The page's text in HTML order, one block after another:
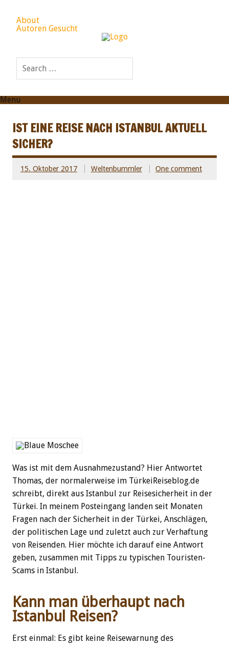
About
Autoren Gesucht
Menu
IST EINE REISE NACH ISTANBUL AKTUELL
SICHER?
15. Oktober 2017 Weltenbummler One comment
Was ist mit dem Ausnahmezustand? Hier Antwortet
Thomas, der normalerweise im TürkeiReiseblog.de
schreibt, direkt aus Istanbul zur Reisesicherheit in der
Türkei. In meinem Posteingang landen seit Monaten
Fragen nach der Sicherheit in der Türkei, Anschlägen,
der politischen Lage und zuletzt auch zur Verhaftung
von Reisenden. Hier möchte ich darauf eine Antwort
geben, zusammen mit Tipps zu typischen Touristen-
Scams in Istanbul.
Kann man überhaupt nach
Istanbul Reisen?
Erst einmal: Es gibt keine Reisewarnung des